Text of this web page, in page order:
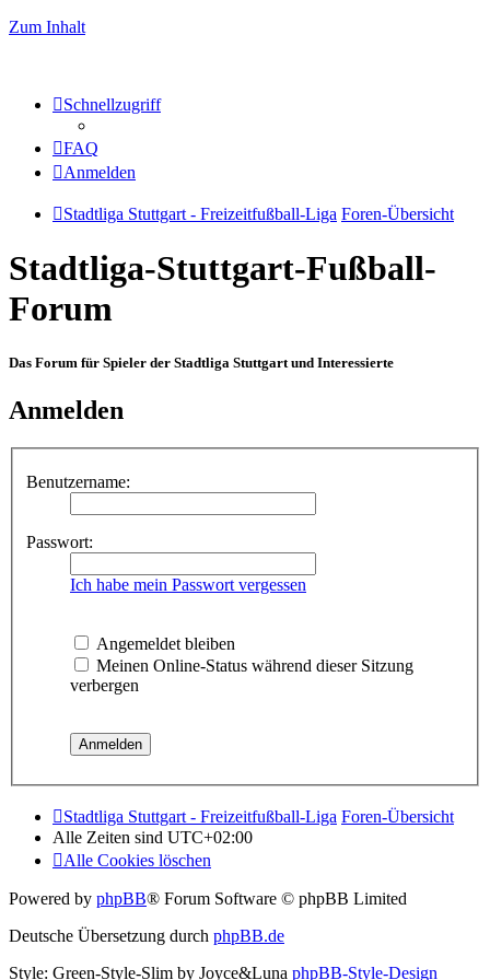
Zum Inhalt
Schnellzugriff
FAQ
Anmelden
Stadtliga Stuttgart - Freizeitfußball-Liga Foren-Übersicht
Stadtliga-Stuttgart-Fußball-
Forum
Das Forum für Spieler der Stadtliga Stuttgart und Interessierte
Anmelden
Benutzername:
Passwort:
Ich habe mein Passwort vergessen
Angemeldet bleiben
Meinen Online-Status während dieser Sitzung
verbergen
Stadtliga Stuttgart - Freizeitfußball-Liga Foren-Übersicht
Alle Zeiten sind UTC+02:00
Alle Cookies löschen
Powered by phpBB® Forum Software © phpBB Limited
Deutsche Übersetzung durch phpBB.de
Style: Green-Style-Slim by Joyce&Luna phpBB-Style-Design